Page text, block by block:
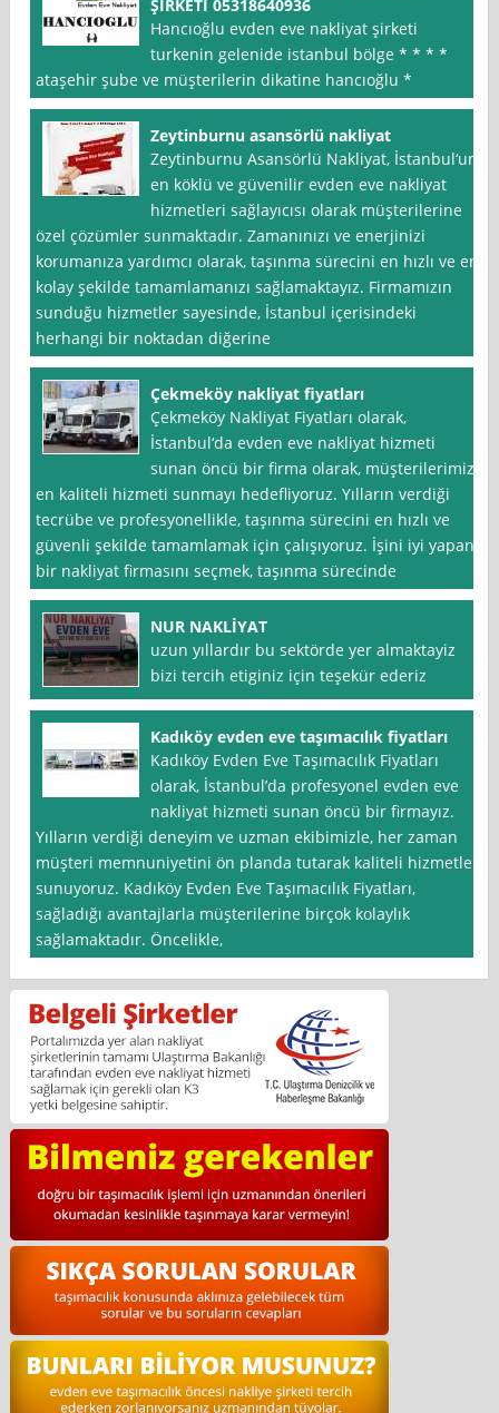
ŞİRKETİ 05318640936
Hancıoğlu evden eve nakliyat şirketi
turkenin gelenide istanbul bölge * * * *
ataşehir şube ve müşterilerin dikatine hancıoğlu *
Zeytinburnu asansörlü nakliyat
Zeytinburnu Asansörlü Nakliyat, İstanbul‘un
en köklü ve güvenilir evden eve nakliyat
hizmetleri sağlayıcısı olarak müşterilerine
özel çözümler sunmaktadır. Zamanınızı ve enerjinizi
korumanıza yardımcı olarak, taşınma sürecini en hızlı ve en
kolay şekilde tamamlamanızı sağlamaktayız. Firmamızın
sunduğu hizmetler sayesinde, İstanbul içerisindeki
herhangi bir noktadan diğerine
Çekmeköy nakliyat fiyatları
Çekmeköy Nakliyat Fiyatları olarak,
İstanbul‘da evden eve nakliyat hizmeti
sunan öncü bir firma olarak, müşterilerimize
en kaliteli hizmeti sunmayı hedefliyoruz. Yılların verdiği
tecrübe ve profesyonellikle, taşınma sürecini en hızlı ve
güvenli şekilde tamamlamak için çalışıyoruz. İşini iyi yapan
bir nakliyat firmasını seçmek, taşınma sürecinde
NUR NAKLİYAT
uzun yıllardır bu sektörde yer almaktayiz
bizi tercih etiginiz için teşekür ederiz
Kadıköy evden eve taşımacılık fiyatları
Kadıköy Evden Eve Taşımacılık Fiyatları
olarak, İstanbul’da profesyonel evden eve
nakliyat hizmeti sunan öncü bir firmayız.
Yılların verdiği deneyim ve uzman ekibimizle, her zaman
müşteri memnuniyetini ön planda tutarak kaliteli hizmetler
sunuyoruz. Kadıköy Evden Eve Taşımacılık Fiyatları,
sağladığı avantajlarla müşterilerine birçok kolaylık
sağlamaktadır. Öncelikle,